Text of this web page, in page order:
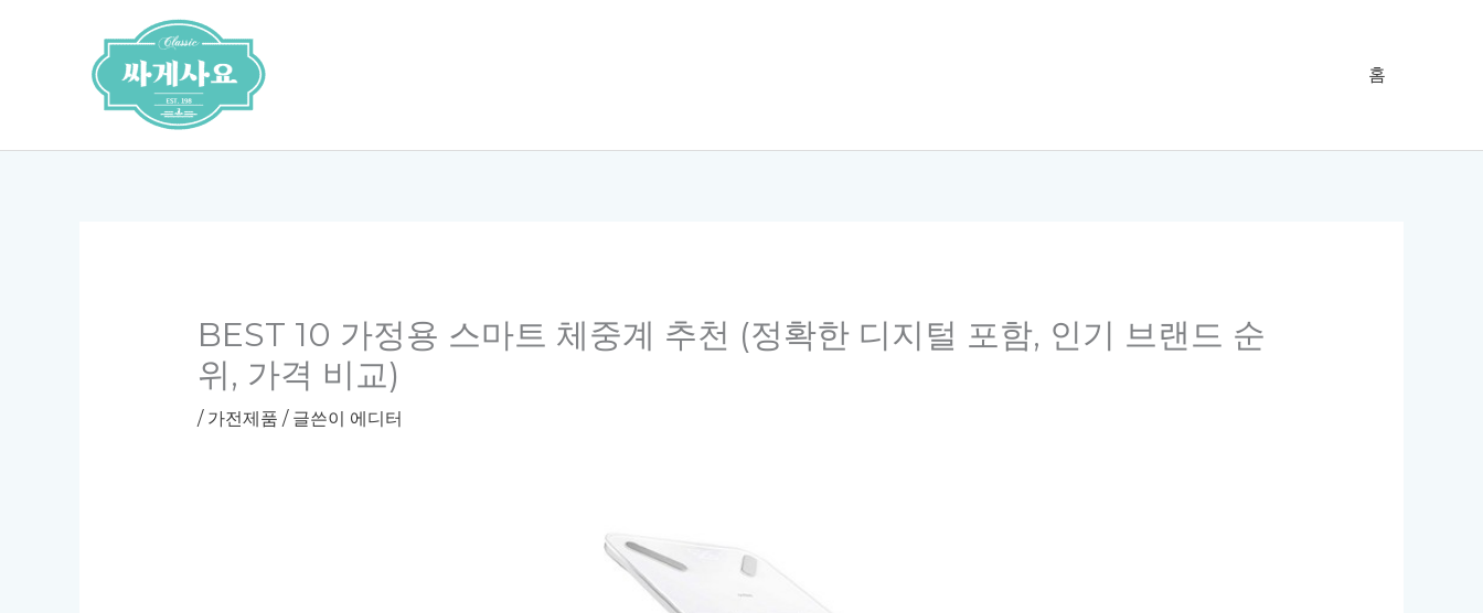
홈
BEST 10 가정용 스마트 체중계 추천 (정확한 디지털 포함, 인기 브랜드 순
위, 가격 비교)
/ 가전제품 / 글쓴이 에디터